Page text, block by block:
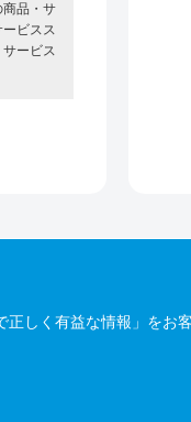
品・サ
ビスス
ービス
しく有益な情報」をお